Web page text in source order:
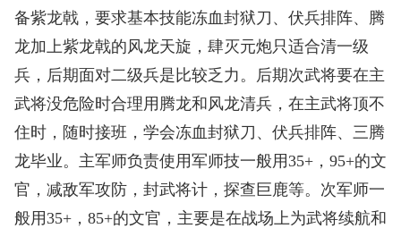
备紫龙戟，要求基本技能冻血封狱刀、伏兵排阵、腾
龙加上紫龙戟的风龙天旋，肆灭元炮只适合清一级
兵，后期面对二级兵是比较乏力。后期次武将要在主
武将没危险时合理用腾龙和风龙清兵，在主武将顶不
住时，随时接班，学会冻血封狱刀、伏兵排阵、三腾
龙毕业。主军师负责使用军师技一般用35+，95+的文
官，减敌军攻防，封武将计，探查巨鹿等。次军师一
般用35+，85+的文官，主要是在战场上为武将续航和